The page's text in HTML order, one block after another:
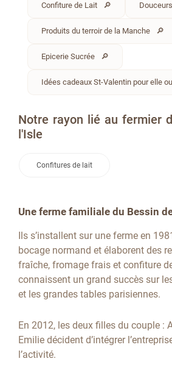
Confiture de Lait
Produits du terroir de la Manche
Epicerie Sucrée
Idées cadeaux St-Valentin pour elle
Notre rayon lié au fermier
l'Isle
Confitures de lait
Une ferme familiale du Bessin
Ils s’installent sur une ferme en
bocage normand et élaborent des
fraîche, fromage frais et confiture
connaissent un grand succès sur
et les grandes tables parisiennes.
En 2012, les deux filles du couple :
Emilie décident d’intégrer
l’activité.